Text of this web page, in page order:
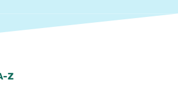
Z